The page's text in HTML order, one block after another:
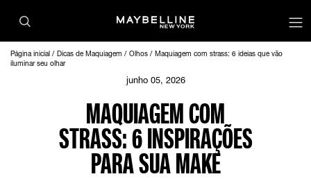
Página inicial Dicas de Maquiagem Olhos
Maquiagem com strass: 6 ideias que vão
iluminar seu olhar
junho 05, 2026
MAQUIAGEM COM
STRASS: 6 INSPIRAÇÕES
PARA SUA MAKE